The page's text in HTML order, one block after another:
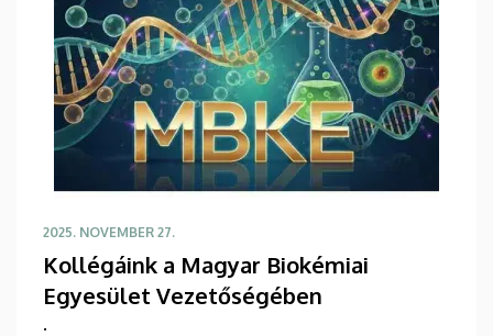
2025. NOVEMBER 27.
Kollégáink a Magyar Biokémiai
Egyesület Vezetőségében
.